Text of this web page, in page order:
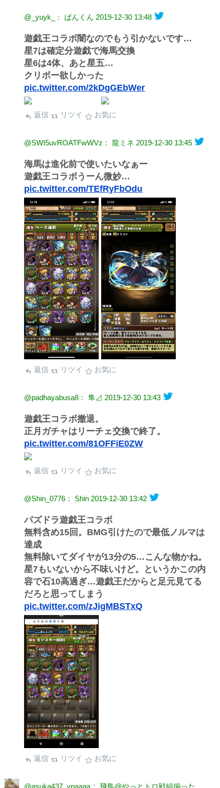
@_yuyk_： ぱんくん 2019-12-30 13:48
遊戯王コラボ闇なのでもう引かないです…
星7は確定分遊戯で海馬交換
星6は4体、あと星五…
クリボー欲しかった
pic.twitter.com/2kDgGEbWer
返信 リツイ お気に
@SWI5uvROATFwWVz： 龍ミネ 2019-12-30 13:45
海馬は進化前で使いたいなぁー
遊戯王コラボうーん微妙…
pic.twitter.com/TEfRyFbOdu
返信 リツイ お気に
@padhayabusa8： 隼⊿ 2019-12-30 13:43
遊戯王コラボ撤退。
正月ガチャはリーチェ交換で終了。
pic.twitter.com/81OFFiE0ZW
返信 リツイ お気に
@Shin_0776： Shin 2019-12-30 13:42
パズドラ遊戯王コラボ
無料含め15回。BMG引けたので最低ノルマは
達成
無料除いてダイヤが13分の5…こんな物かね。
星7もいないから不味いけど。というかこの内
容で石10高過ぎ…遊戯王だからと足元見てる
だろと思ってしまう
pic.twitter.com/zJigMBSTxQ
返信 リツイ お気に
@asuka437_ypaaaa： 飛鳥@やっとトロ戦組揃った